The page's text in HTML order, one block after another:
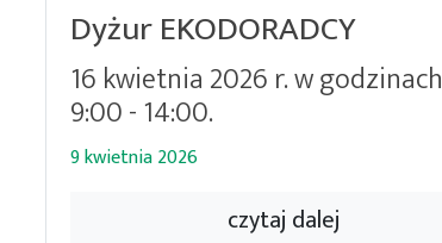
Dyżur EKODORADCY
16 kwietnia 2026 r. w godzinach
9:00 - 14:00.
9 kwietnia 2026
czytaj dalej